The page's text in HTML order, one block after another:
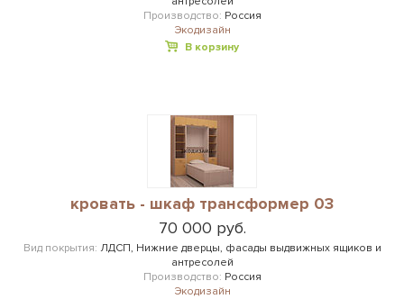
Производство: Россия
Экодизайн
В корзину
кровать - шкаф трансформер 03
70 000 руб.
Вид покрытия: ЛДСП, Нижние дверцы, фасады выдвижных ящиков и
антресолей
Производство: Россия
Экодизайн